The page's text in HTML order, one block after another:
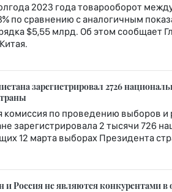
2023 года товарооборот
по сравнению с аналогичным
$5,55 млрд. Об этом сообщает
зарегистрировал 2726
комиссия по проведению выборов
зарегистрировала 2 тысячи 726
12 марта выборах Президента
и Россия не являются конкурентами в